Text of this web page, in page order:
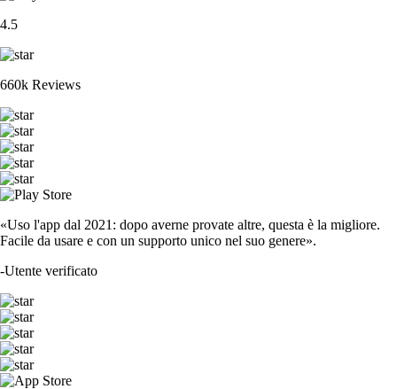
4.5
660k Reviews
«Uso l'app dal 2021: dopo averne provate altre, questa è la migliore.
Facile da usare e con un supporto unico nel suo genere».
-Utente verificato